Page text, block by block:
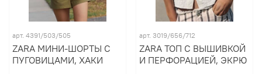
арт. 4391/503/505
ZARA МИНИ-ШОРТЫ С
ПУГОВИЦАМИ, ХАКИ
арт. 3019/656/712
ZARA ТОП С ВЫШИВКОЙ
И ПЕРФОРАЦИЕЙ, ЭКРЮ